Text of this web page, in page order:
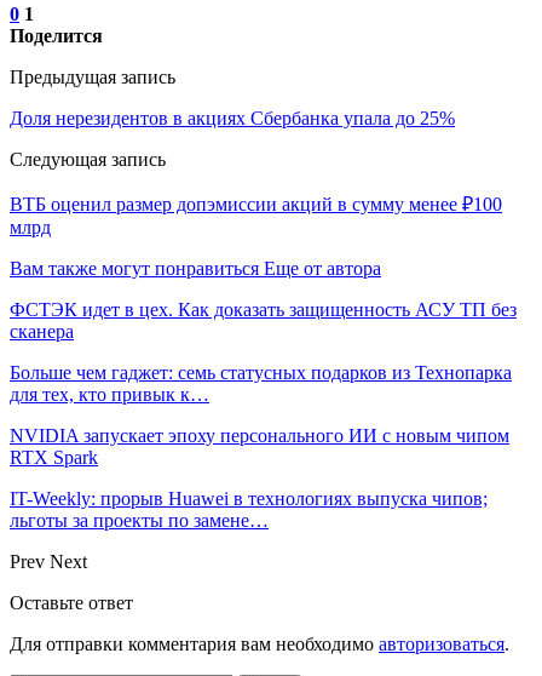
0 1
Поделится
Предыдущая запись
Доля нерезидентов в акциях Сбербанка упала до 25%
Следующая запись
ВТБ оценил размер допэмиссии акций в сумму менее ₽100
млрд
Вам также могут понравиться Еще от автора
ФСТЭК идет в цех. Как доказать защищенность АСУ ТП без
сканера
Больше чем гаджет: семь статусных подарков из Технопарка
для тех, кто привык к…
NVIDIA запускает эпоху персонального ИИ с новым чипом
RTX Spark
IT-Weekly: прорыв Huawei в технологиях выпуска чипов;
льготы за проекты по замене…
Prev Next
Оставьте ответ
Для отправки комментария вам необходимо авторизоваться.